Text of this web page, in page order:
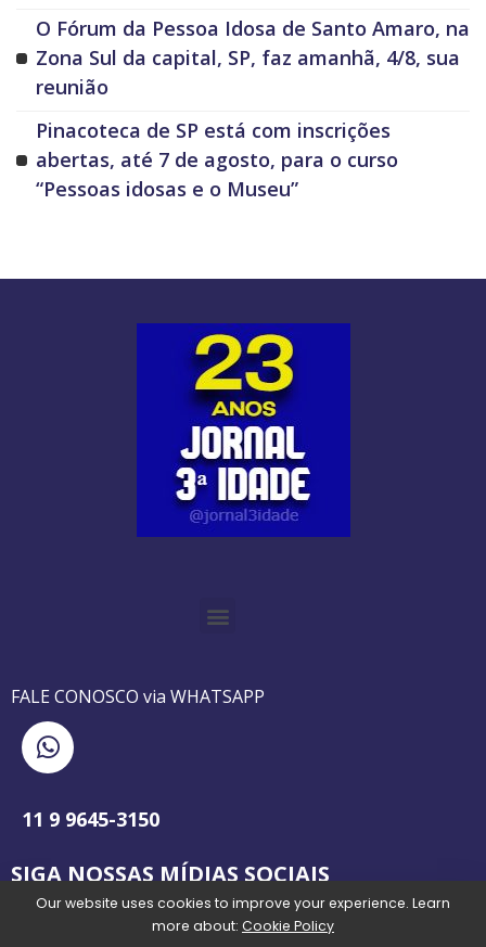
O Fórum da Pessoa Idosa de Santo Amaro, na
Zona Sul da capital, SP, faz amanhã, 4/8, sua
reunião
Pinacoteca de SP está com inscrições
abertas, até 7 de agosto, para o curso
“Pessoas idosas e o Museu”
FALE CONOSCO via WHATSAPP
11 9 9645-3150
SIGA NOSSAS MÍDIAS SOCIAIS
Our website uses cookies to improve your experience. Learn
more about: Cookie Policy